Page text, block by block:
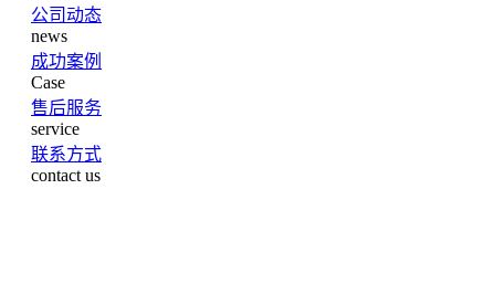
公司动态
news
成功案例
Case
售后服务
service
联系方式
contact us